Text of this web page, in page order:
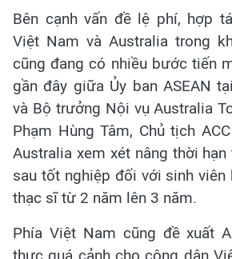
Bên cạnh vấn đề lệ phí, hợp
Việt Nam và Australia trong
cũng đang có nhiều bước tiến
gần đây giữa Ủy ban ASEAN
và Bộ trưởng Nội vụ Australia
Phạm Hùng Tâm, Chủ tịch
Australia xem xét nâng thời
sau tốt nghiệp đối với sinh
thạc sĩ từ 2 năm lên 3 năm.
Phía Việt Nam cũng đề xuất